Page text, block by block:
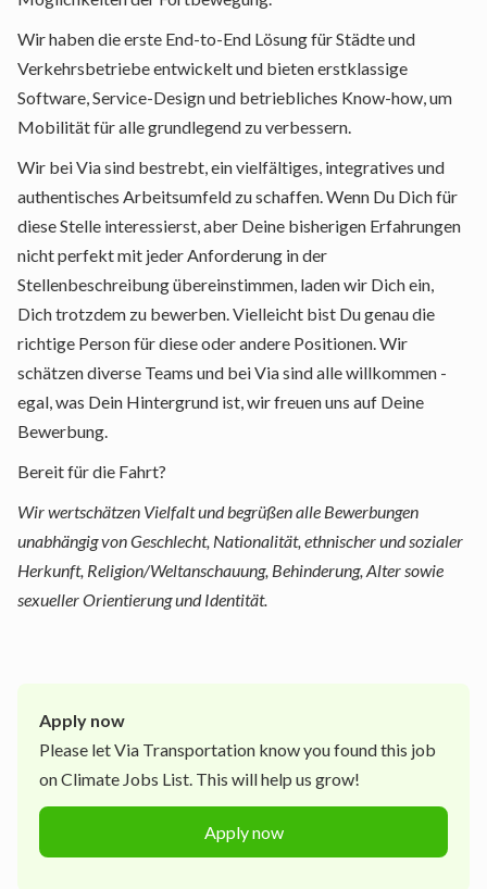
Wir haben die erste End-to-End Lösung für Städte und
Verkehrsbetriebe entwickelt und bieten erstklassige
Software, Service-Design und betriebliches Know-how, um
Mobilität für alle grundlegend zu verbessern.
Wir bei Via sind bestrebt, ein vielfältiges, integratives und
authentisches Arbeitsumfeld zu schaffen. Wenn Du Dich für
diese Stelle interessierst, aber Deine bisherigen Erfahrungen
nicht perfekt mit jeder Anforderung in der
Stellenbeschreibung übereinstimmen, laden wir Dich ein,
Dich trotzdem zu bewerben. Vielleicht bist Du genau die
richtige Person für diese oder andere Positionen. Wir
schätzen diverse Teams und bei Via sind alle willkommen -
egal, was Dein Hintergrund ist, wir freuen uns auf Deine
Bewerbung.
Bereit für die Fahrt?
Wir wertschätzen Vielfalt und begrüßen alle Bewerbungen
unabhängig von Geschlecht, Nationalität, ethnischer und sozialer
Herkunft, Religion/Weltanschauung, Behinderung, Alter sowie
sexueller Orientierung und Identität.
Apply now
Please letVia Transportation know you found this job
on Climate Jobs List. This will help us grow!
Apply now